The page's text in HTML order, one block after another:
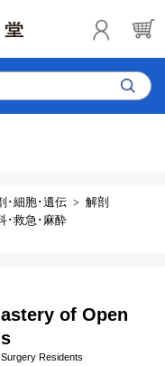
･細胞･遺伝
解剖
･救急･麻酔
of Open
Residents